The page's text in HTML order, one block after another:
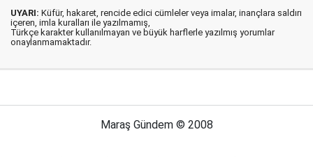
UYARI: Küfür, hakaret, rencide edici cümleler veya imalar, inançlara saldırı
içeren, imla kuralları ile yazılmamış,
Türkçe karakter kullanılmayan ve büyük harflerle yazılmış yorumlar
onaylanmamaktadır.
Maraş Gündem © 2008